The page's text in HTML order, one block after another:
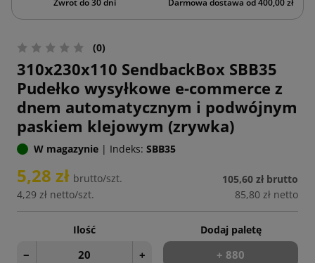
Zwrot do 30 dni Darmowa dostawa od 400,00 zł
(0)
310x230x110 SendbackBox SBB35
Pudełko wysyłkowe e-commerce z
dnem automatycznym i podwójnym
paskiem klejowym (zrywka)
W magazynie | Indeks: SBB35
5,28 zł brutto/szt.
4,29 zł netto/szt.
105,60 zł brutto
85,80 zł netto
Ilość
− +
Dodaj paletę
+ 880